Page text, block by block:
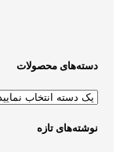
دسته‌های محصولات
نوشته‌های تازه